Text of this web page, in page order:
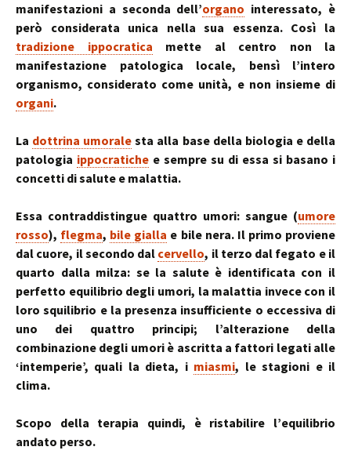
manifestazioni a seconda dell’organo interessato, è
però considerata unica nella sua essenza. Così la
tradizione ippocratica mette al centro non la
manifestazione patologica locale, bensì l’intero
organismo, considerato come unità, e non insieme di
organi.
La dottrina umorale sta alla base della biologia e della
patologia ippocratiche e sempre su di essa si basano i
concetti di salute e malattia.
Essa contraddistingue quattro umori: sangue (umore
rosso), flegma, bile gialla e bile nera. Il primo proviene
dal cuore, il secondo dal cervello, il terzo dal fegato e il
quarto dalla milza: se la salute è identificata con il
perfetto equilibrio degli umori, la malattia invece con il
loro squilibrio e la presenza insufficiente o eccessiva di
uno dei quattro principi; l’alterazione della
combinazione degli umori è ascritta a fattori legati alle
‘intemperie’, quali la dieta, i miasmi, le stagioni e il
clima.
Scopo della terapia quindi, è ristabilire l’equilibrio
andato perso.